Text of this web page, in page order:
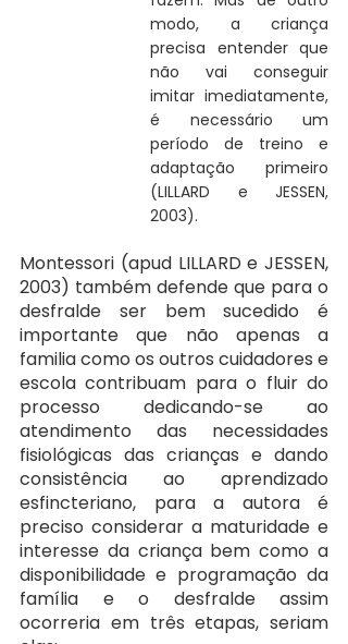
modo, a criança
precisa entender que
não vai conseguir
imitar imediatamente,
é necessário um
período de treino e
adaptação primeiro
(LILLARD e JESSEN,
2003).
Montessori (apud LILLARD e JESSEN,
2003) também defende que para o
desfralde ser bem sucedido é
importante que não apenas a
familia como os outros cuidadores e
escola contribuam para o fluir do
processo dedicando-se ao
atendimento das necessidades
fisiológicas das crianças e dando
consistência ao aprendizado
esfincteriano, para a autora é
preciso considerar a maturidade e
interesse da criança bem como a
disponibilidade e programação da
família e o desfralde assim
ocorreria em três etapas, seriam